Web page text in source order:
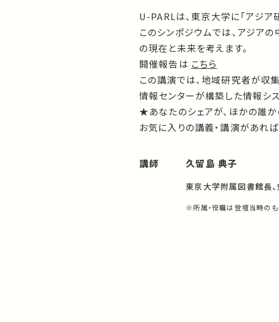
U-PARLは、東京大学に「アジア
このシンポジウムでは、アジア
の現在と未来を考えます。
開催報告は こちら
この講演では、地域研究者が収
情報センターが構築した情報シ
★あなたのシェアが、ほかの誰
お気に入りの講義・講演があれ
講師 久留島 典子
東京大学附属図書館長
※所属・役職は登壇当時のも